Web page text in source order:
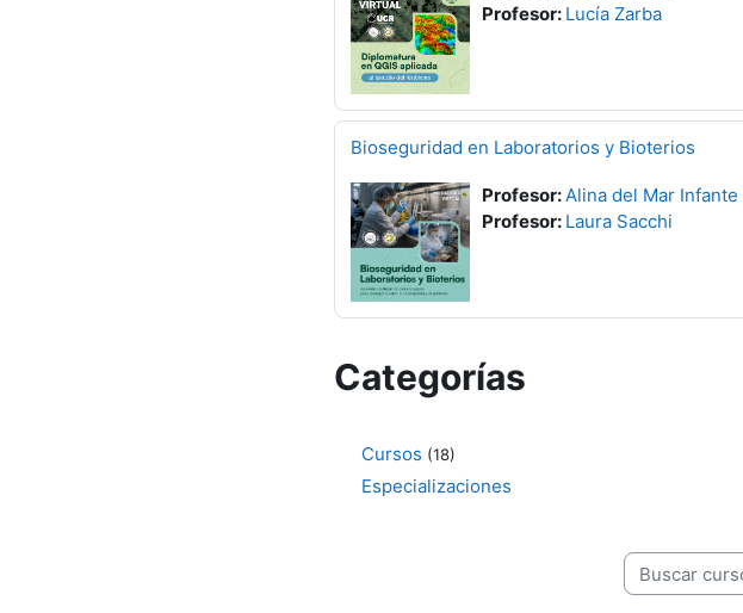
Profesor: Lucía Zarba
Bioseguridad en Laboratorios y Bioterios
Profesor:Alina del Mar Infante
Profesor: Laura Sacchi
Categorías
Cursos (18)
Especializaciones
Buscar cursos